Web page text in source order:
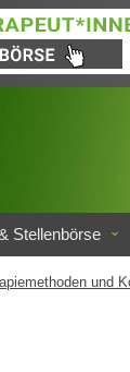
Stellenbörse
und